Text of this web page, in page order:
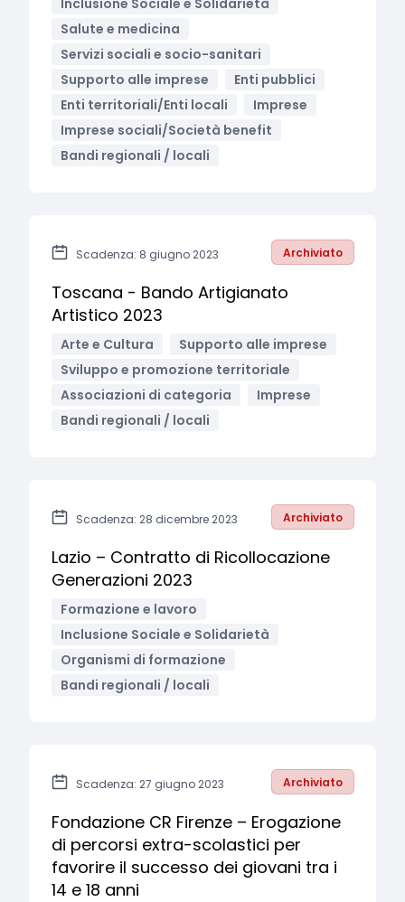
Inclusione Sociale e Solidarietà
Salute e medicina
Servizi sociali e socio-sanitari
Supporto alle imprese
Enti pubblici
Enti territoriali/Enti locali
Imprese
Imprese sociali/Società benefit
Bandi regionali / locali
Scadenza: 8 giugno 2023 Archiviato
Toscana - Bando Artigianato
Artistico 2023
Arte e Cultura
Supporto alle imprese
Sviluppo e promozione territoriale
Associazioni di categoria
Imprese
Bandi regionali / locali
Scadenza: 28 dicembre 2023 Archiviato
Lazio – Contratto di Ricollocazione
Generazioni 2023
Formazione e lavoro
Inclusione Sociale e Solidarietà
Organismi di formazione
Bandi regionali / locali
Scadenza: 27 giugno 2023 Archiviato
Fondazione CR Firenze – Erogazione
di percorsi extra-scolastici per
favorire il successo dei giovani tra i
14 e 18 anni